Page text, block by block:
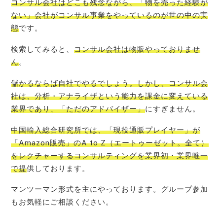
コンサル会社はどこも残念ながら、「物を売った経験が
ない」会社がコンサル事業をやっているのが世の中の実
態です。
検索してみると、コンサル会社は物販やっておりませ
ん。
儲かるならば自社でやるでしょう。しかし、コンサル会
社は、分析・アナライザという能力を課金に変えている
業界であり、「ただのアドバイザー」にすぎません。
中国輸入総合研究所では、「現役通販プレイヤー」が
「Amazon販売」のA to Z（エートゥーゼット。全て）
をレクチャーするコンサルティングを業界初・業界唯一
で提供しております。
マンツーマン形式を主にやっております。グループ参加
もお気軽にご相談ください。